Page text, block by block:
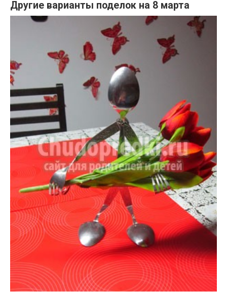
Другие варианты поделок на 8 марта